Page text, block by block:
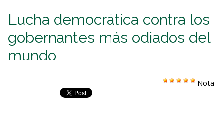
Lucha democrática contra los
gobernantes más odiados del
mundo
Nota